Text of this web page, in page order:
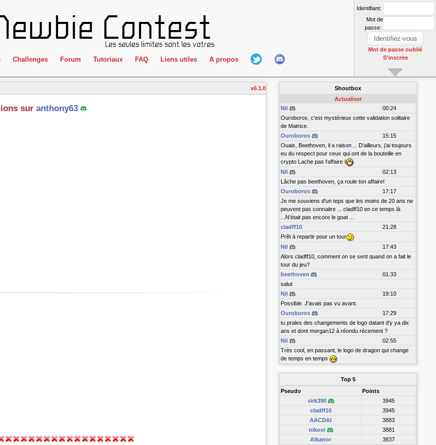
Challenges
ClientSide
Forensics
Forum Tutoriaux FAQ Liens utiles
IRC
Newbie Connect
A propos
L'équipe
Hall Of Fame
Identifiant:
Mot de
passe:
Mot de passe oublié
S'inscrire
v6.1.0
suranthony63
Shoutbox
Actualiser
Nil
00:24
Ouroboros, c'est mystérieux cette validation solitaire
de Matrice.
Ouroboros
15:15
Ouais, Beethoven, il a raison… D’ailleurs, j’ai toujours
eu du respect pour ceux qui ont de la bouteille en
crypto Lache pas l'affaire !
Nil
02:13
Lâche pas beethoven, ça roule ton affaire!
Ouroboros
17:17
Je me souviens d'un teps que les moins de 20 ans ne
peuvent pas connaitre ... cladff10 en ce temps là
...N'était pas encore le goat ...
cladff10
21:28
Prêt à repartir pour un tour
Nil
17:43
Alors cladff10, comment on se sent quand on a fait le
tour du jeu?
beethoven
01:33
salut
Nil
19:10
Possible. J'avais pas vu avant.
Ouroboros
17:29
tu prales des changements de logo datant d'y ya dix
ans et dont morgan12 à réondu récement ?
Nil
02:55
Très cool, en passant, le logo de dragon qui change
de temps en temps
Top 5
Pseudo
Points
sirk390
3945
cladff10
3945
AACDAI
3883
nikost
3881
Alkanor
3837